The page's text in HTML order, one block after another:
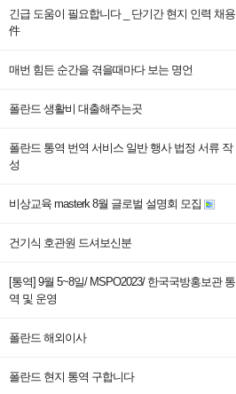
긴급 도움이 필요합니다 _ 단기간 현지 인력 채용
件
매번 힘든 순간을 겪을때마다 보는 명언
폴란드 생활비 대출해주는곳
폴란드 통역 번역 서비스 일반 행사 법정 서류 작
성
비상교육 masterk 8월 글로벌 설명회 모집
건기식 호관원 드셔보신분
[통역] 9월 5~8일/ MSPO2023/ 한국국방홍보관 통
역 및 운영
폴란드 해외이사
폴란드 현지 통역 구합니다